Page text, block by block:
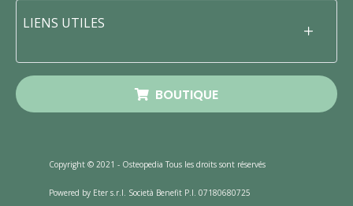
LIENS UTILES
BOUTIQUE
Copyright © 2021 - Osteopedia Tous les droits sont réservés
Powered by Eter s.r.l. Società Benefit P.I. 07180680725